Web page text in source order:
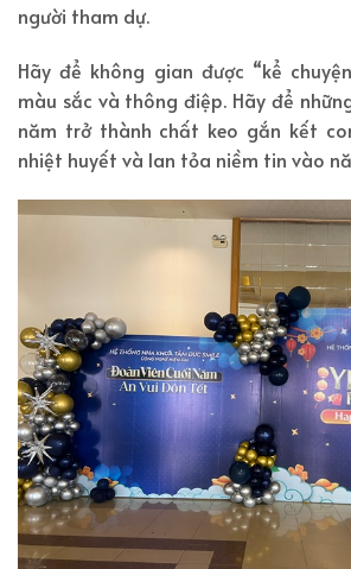
người tham dự.
Hãy để không gian được “kể
màu sắc và thông điệp. Hãy để
năm trở thành chất keo gắn kết
nhiệt huyết và lan tỏa niềm tin vào